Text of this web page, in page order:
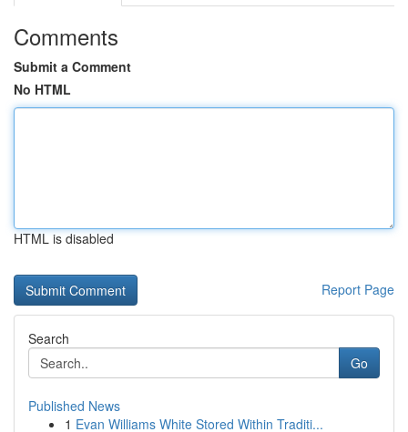
Comments
Submit a Comment
No HTML
HTML is disabled
Report Page
Search
Go
Published News
1 Evan Williams White Stored Within Traditi...